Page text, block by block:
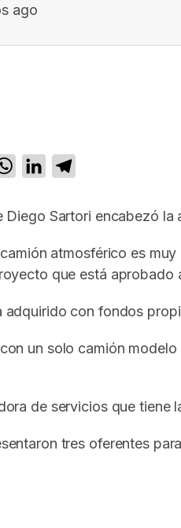
ago
WhatsApp
LinkedIn
Diego Sartori encabezó
atmosférico es
que está aprobado
con fondos
un solo camión
de servicios que
tres oferentes